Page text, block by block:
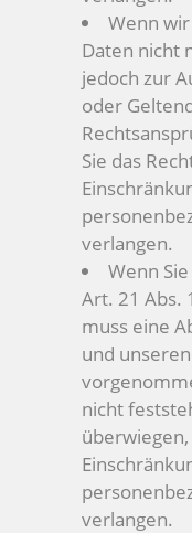
Wenn
Daten nicht
jedoch zur
oder
Sie das
verlangen.
Wenn
Art. 21 Abs.
muss eine
und
nicht
überwiegen,
verlangen.